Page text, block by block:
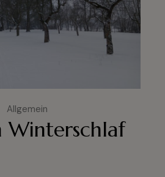
Allgemein
Winterschlaf